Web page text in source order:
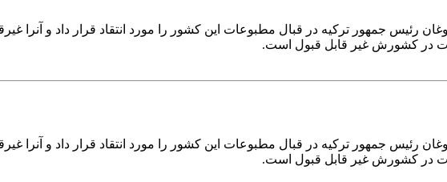
رئیس جمهور ترکیه در قبال مطبوعات این کشور را مورد انتقاد قرار داد و آنرا
در کشورش غیر قابل قبول است.
رئیس جمهور ترکیه در قبال مطبوعات این کشور را مورد انتقاد قرار داد و آنرا
در کشورش غیر قابل قبول است.